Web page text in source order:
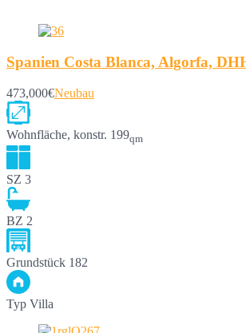
Spanien Costa Blanca, Algorfa,
473,000€Neubau
Wohnfläche, konstr. 199qm
SZ 3
BZ 2
Grundstück 182
Typ Villa